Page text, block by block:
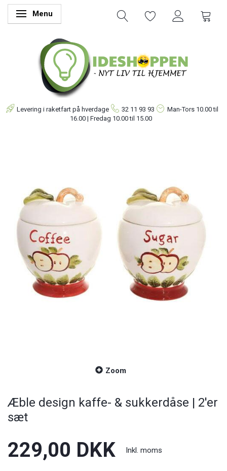
Skifte navigation
Menu
Levering i raketfart på hverdage 32 11 93 93 Man-Tors 10.00 til
16.00 | Fredag 10.00 til 15.00
Zoom
Æble design kaffe- & sukkerdåse | 2'er
sæt
229,00 DKK Inkl. moms